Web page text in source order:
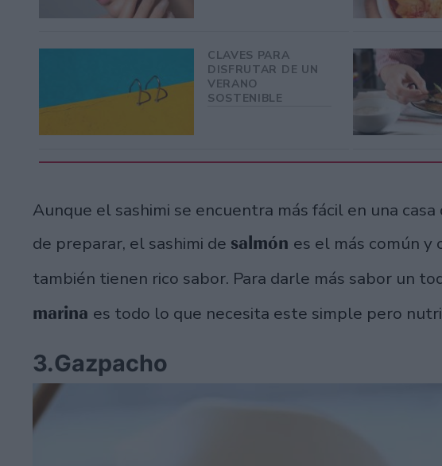
CLAVES PARA
DISFRUTAR DE UN
VERANO
SOSTENIBLE
Aunque el sashimi se encuentra más fácil en una
de preparar, el sashimi de salmón es el más común y
también tienen rico sabor. Para darle más sabor un
marina es todo lo que necesita este simple pero
3.Gazpacho